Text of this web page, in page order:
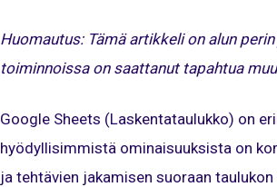
Huomautus: Tämä artikkeli on alun
toiminnoissa on saattanut tapahtua
Google Sheets (Laskentataulukko) on
hyödyllisimmistä ominaisuuksista on
ja tehtävien jakamisen suoraan